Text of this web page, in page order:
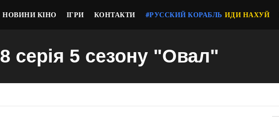
НОВИНИ КІНО ІГРИ КОНТАКТИ #РУССКИЙ КОРАБЛЬ ИДИ НАХУЙ
8 серія 5 сезону "Овал"